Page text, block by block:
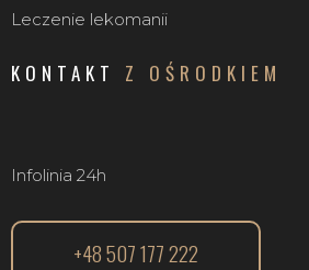
Leczenie lekomanii
KONTAKT Z OŚRODKIEM
Infolinia 24h
+48 507 177 222